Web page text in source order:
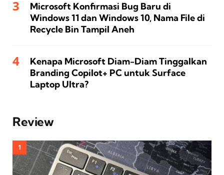
Microsoft Konfirmasi Bug Baru di
Windows 11 dan Windows 10, Nama File di
Recycle Bin Tampil Aneh
Kenapa Microsoft Diam-Diam Tinggalkan
Branding Copilot+ PC untuk Surface
Laptop Ultra?
Review